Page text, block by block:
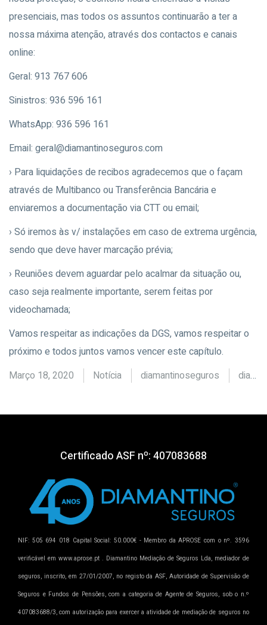
presenciais, mas todos os assuntos continuarão a ter a
nossa máxima atenção, através dos contactos e canais
online:
Geral: 913 767 606
Sinistros: 936 596 161
WhatsApp: 936 596 161
Email: geral@diamantinoseguros.com
› Para liquidações de recibos agradecemos que o façam
através de Multibanco ou Transferência Bancária e
enviaremos a documentação via CTT ou email;
› Só iremos às v/ instalações em caso de extrema urgência,
sendo que deve haver marcação prévia;
› Reuniões devem aguardar pelo acalmar da situação ou,
caso seja realmente importante, serem feitas por
videochamada;
Vamos respeitar as indicações da DGS, vamos respeitar o
próximo e todos juntos vamos vencer este capítulo.
Março 18, 2020
Notícia diamantinoseguros diamantino seguros
Certificado ASF nº: 407083688
NIF: 505 694 018 Capital Social: 50.000€ - Membro da APROSE com o nº. 3596
verificável em www.aprose.pt . Diamantino Mediação de Seguros Lda, mediador de
seguros, inscrito, em 27/01/2007, no registo da ASF, Autoridade de Supervisão de
Seguros e Fundos de Pensões, com a categoria de Agente de Seguros, sob o n.º
407083688/3, com autorização para exercer a atividade de mediação de seguros no